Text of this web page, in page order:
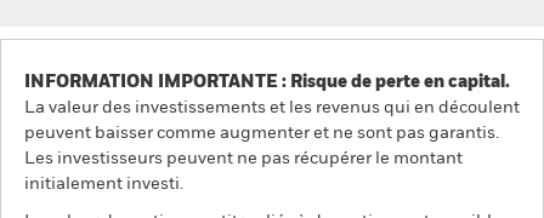
INFORMATION IMPORTANTE : Risque de perte en capital.
La valeur des investissements et les revenus qui en découlent
peuvent baisser comme augmenter et ne sont pas garantis.
Les investisseurs peuvent ne pas récupérer le montant
initialement investi.